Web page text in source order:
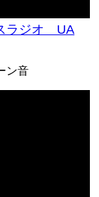
ラジオ UA
ン音